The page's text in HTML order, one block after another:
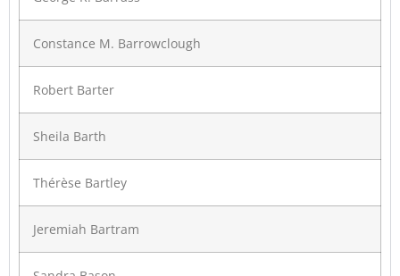
Constance M. Barrowclough
Robert Barter
Sheila Barth
Thérèse Bartley
Jeremiah Bartram